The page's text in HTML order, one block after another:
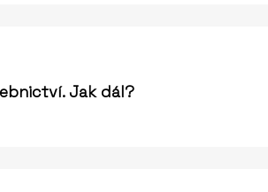
Jak dál?